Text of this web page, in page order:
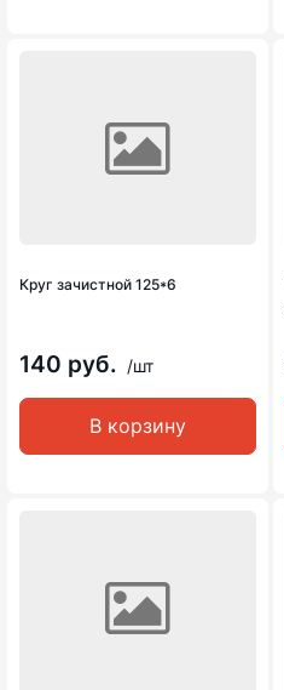
Круг зачистной 125*6
140 руб. /шт
В корзину